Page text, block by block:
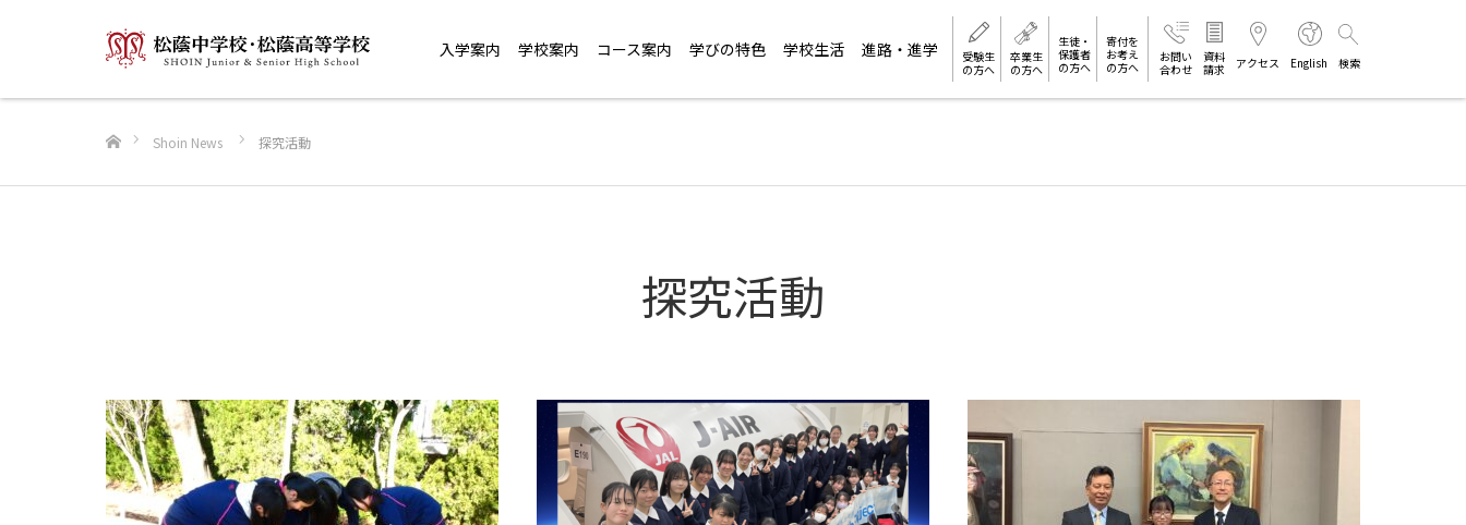
入学案内 学校案内 コース案内 学びの特色 学校生活 進路・進学
受験生
の方へ
卒業生
の方へ
生徒・
保護者
の方へ
寄付を
お考え
の方へ
お問い
合わせ
資料
請求
アクセス English 検索
ホーム
Shoin News
探究活動
探究活動